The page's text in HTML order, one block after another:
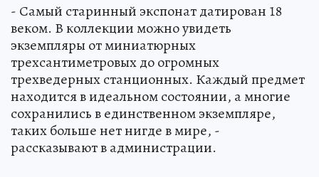
- Самый старинный экспонат датирован 18
веком. В коллекции можно увидеть
экземпляры от миниатюрных
трехсантиметровых до огромных
трехведерных станционных. Каждый предмет
находится в идеальном состоянии, а многие
сохранились в единственном экземпляре,
таких больше нет нигде в мире, -
рассказывают в администрации.